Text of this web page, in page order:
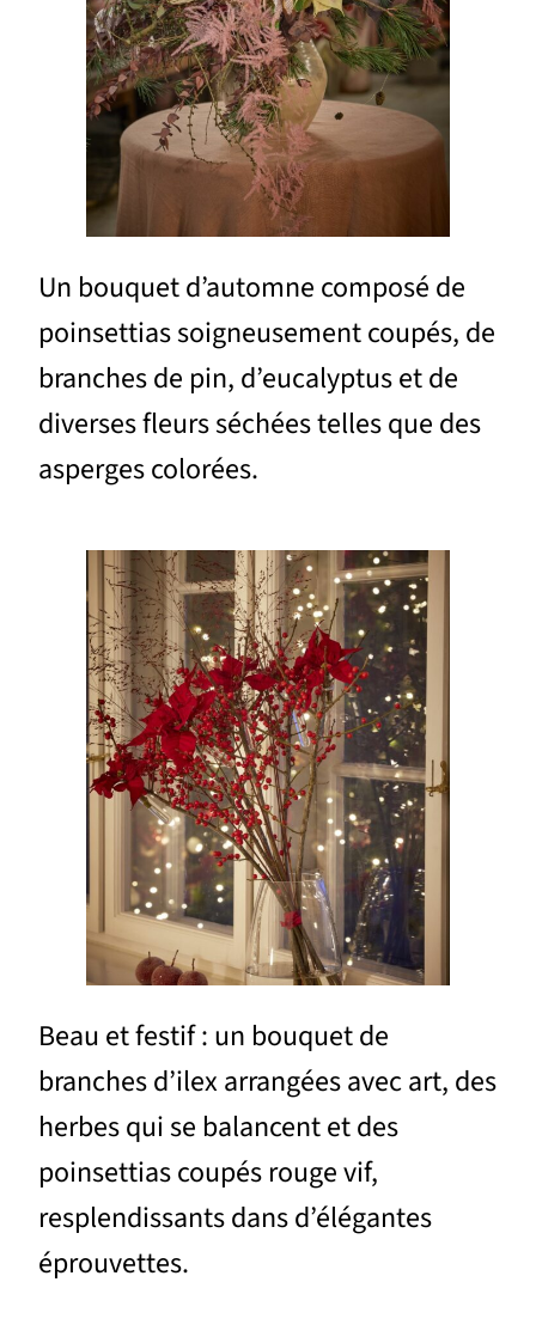
Un bouquet d’automne composé de
poinsettias soigneusement coupés, de
branches de pin, d’eucalyptus et de
diverses fleurs séchées telles que des
asperges colorées.
Beau et festif : un bouquet de
branches d’ilex arrangées avec art, des
herbes qui se balancent et des
poinsettias coupés rouge vif,
resplendissants dans d’élégantes
éprouvettes.